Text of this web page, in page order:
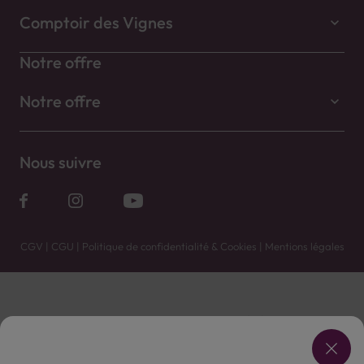
Comptoir des Vignes
Notre offre
Notre offre
Nous suivre
CGV | CGU | Politique de confidentialité & Cookies | Mentions légales
Vente uniquement en caves. Contactez votre caviste pour plus de renseignements.
L'ABUS D'ALCOOL EST DANGEREUX POUR LA SANTÉ, À CONSOMMER AVEC MODÉRATION.